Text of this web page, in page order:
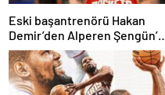
Eski başantrenörü Hakan
Demir’den Alperen Şengün’e
övgü